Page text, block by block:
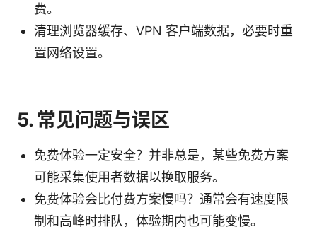
费。
清理浏览器缓存、VPN 客户端数据，必要时重
置网络设置。
5. 常见问题与误区
免费体验一定安全？并非总是，某些免费方案
可能采集使用者数据以换取服务。
免费体验会比付费方案慢吗？通常会有速度限
制和高峰时排队，体验期内也可能变慢。